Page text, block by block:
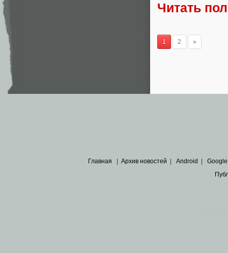
Читать
1 2 »
Главная | Архив новостей | Android | Google